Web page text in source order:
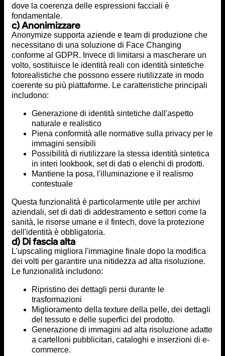
dove la coerenza delle espressioni facciali è
fondamentale.
c) Anonimizzare
Anonymize supporta aziende e team di produzione che
necessitano di una soluzione di Face Changing
conforme al GDPR. Invece di limitarsi a mascherare un
volto, sostituisce le identità reali con identità sintetiche
fotorealistiche che possono essere riutilizzate in modo
coerente su più piattaforme. Le caratteristiche principali
includono:
Generazione di identità sintetiche dall'aspetto
naturale e realistico
Piena conformità alle normative sulla privacy per le
immagini sensibili
Possibilità di riutilizzare la stessa identità sintetica
in interi lookbook, set di dati o elenchi di prodotti.
Mantiene la posa, l'illuminazione e il realismo
contestuale
Questa funzionalità è particolarmente utile per archivi
aziendali, set di dati di addestramento e settori come la
sanità, le risorse umane e il fintech, dove la protezione
dell'identità è obbligatoria.
d) Di fascia alta
L'upscaling migliora l'immagine finale dopo la modifica
dei volti per garantire una nitidezza ad alta risoluzione.
Le funzionalità includono:
Ripristino dei dettagli persi durante le
trasformazioni
Miglioramento della texture della pelle, dei dettagli
del tessuto e delle superfici del prodotto.
Generazione di immagini ad alta risoluzione adatte
a cartelloni pubblicitari, cataloghi e inserzioni di e-
commerce.